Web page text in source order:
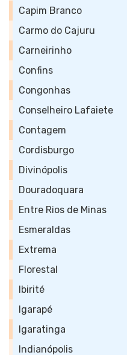
Capim Branco
Carmo do Cajuru
Carneirinho
Confins
Congonhas
Conselheiro Lafaiete
Contagem
Cordisburgo
Divinópolis
Douradoquara
Entre Rios de Minas
Esmeraldas
Extrema
Florestal
Ibirité
Igarapé
Igaratinga
Indianópolis